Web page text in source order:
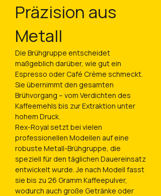
Präzision aus
Metall
Die Brühgruppe entscheidet
maßgeblich darüber, wie gut ein
Espresso oder Café Crème schmeckt.
Sie übernimmt den gesamten
Brühvorgang – vom Verdichten des
Kaffeemehls bis zur Extraktion unter
hohem Druck.
Rex-Royal setzt bei vielen
professionellen Modellen auf eine
robuste Metall-Brühgruppe, die
speziell für den täglichen Dauereinsatz
entwickelt wurde. Je nach Modell fasst
sie bis zu 26 Gramm Kaffeepulver,
wodurch auch große Getränke oder